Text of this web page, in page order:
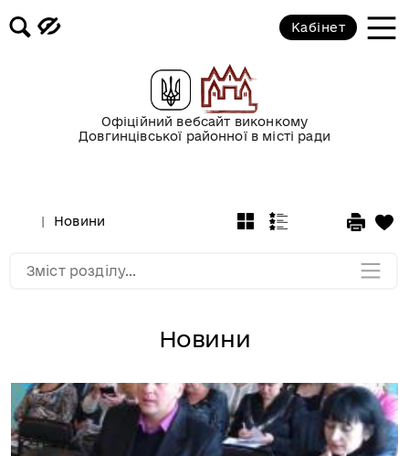
Офіційний вебсайт виконкому
Довгинцівської районної в місті ради
Кабінет
Новини
Новини
Зміст розділу...
Оголошення